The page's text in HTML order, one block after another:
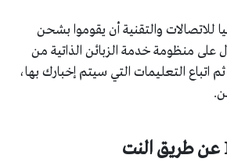
للاتصالات والتقنية أن يقوموا بشحن
على منظومة خدمة الزبائن الذاتية من
على الرقم 116، ثم اتباع التعليمات التي سيتم إخبارك بها،